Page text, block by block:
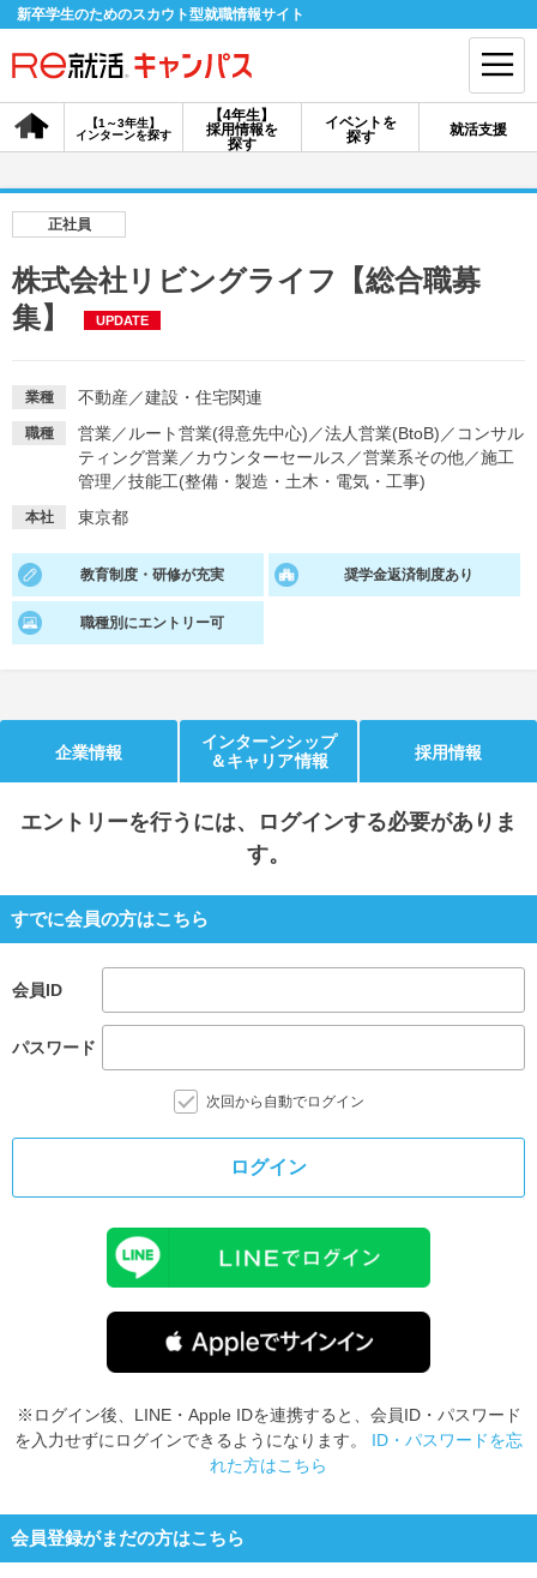
新卒学生のためのスカウト型就職情報サイト
【4年生】
採用情報を
探す
【1～3年生】
インターンを探す
イベントを
探す
就活支援
会員登録 ログイン
イベントを探す スカウト お知らせ
就活ノウハウ・サポート
就活支援
就活ノウハウが満載！
就活コラム
就活ニュースペーパー よくある質問
正社員
株式会社リビングライフ【総合職募
集】
UPDATE
業種 不動産／建設・住宅関連
職種 営業／ ルート営業(得意先中心) ／法人営業(BtoB) ／ コンサル
ティング営業／カウンターセールス ／営業系その他／施工
管理 ／技能工(整備・製造・土木・電気・工事)
本社 東京都
教育制度・研修が充実 奨学金返済制度あり
職種別にエントリー可
企業情報
インターンシップ
＆キャリア情報
採用情報
エントリーを行うには、ログインする必要がありま
す。
すでに会員の方はこちら
会員ID
パスワード
次回から自動でログイン
ログイン
※ログイン後、LINE・Apple IDを連携すると、会員ID・パスワード
を入力せずにログインできるようになります。 ID・パスワードを忘
れた方はこちら
会員登録がまだの方はこちら